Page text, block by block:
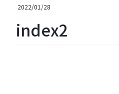
2022/01/28
index2